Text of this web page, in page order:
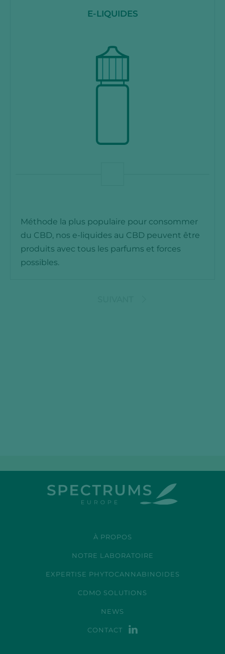
E-LIQUIDES
Méthode la plus populaire pour consommer
du CBD, nos e-liquides au CBD peuvent être
produits avec tous les parfums et forces
possibles.
À PROPOS
NOTRE LABORATOIRE
EXPERTISE PHYTOCANNABINOIDES
CDMO SOLUTIONS
NEWS
CONTACT